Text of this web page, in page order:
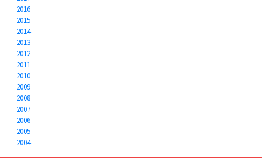
2016
2015
2014
2013
2012
2011
2010
2009
2008
2007
2006
2005
2004